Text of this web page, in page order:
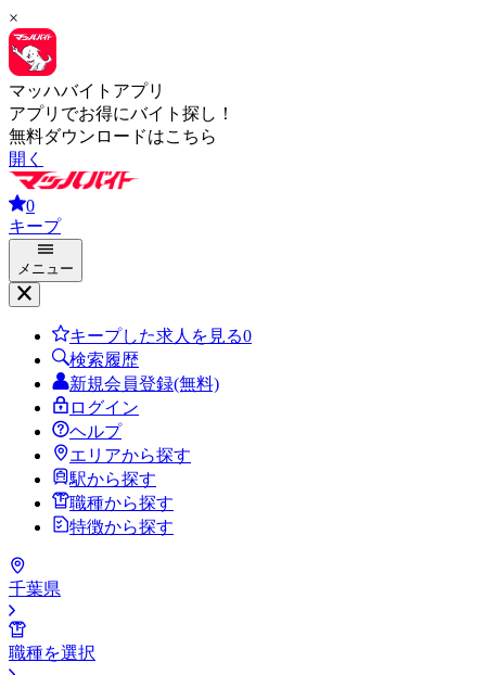
×
マッハバイトアプリ
アプリでお得にバイト探し！
無料ダウンロードはこちら
開く
0
キープ
メニュー
キープした求人を見る0
検索履歴
新規会員登録(無料)
ログイン
ヘルプ
エリアから探す
駅から探す
職種から探す
特徴から探す
千葉県
職種を選択